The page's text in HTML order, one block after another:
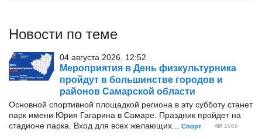
Новости по теме
04 августа 2026, 12:52
Мероприятия в День физкультурника
пройдут в большинстве городов и
районов Самарской области
Основной спортивной площадкой региона в эту субботу станет
парк имени Юрия Гагарина в Самаре. Праздник пройдет на
стадионе парка. Вход для всех желающих...
Спорт 1066